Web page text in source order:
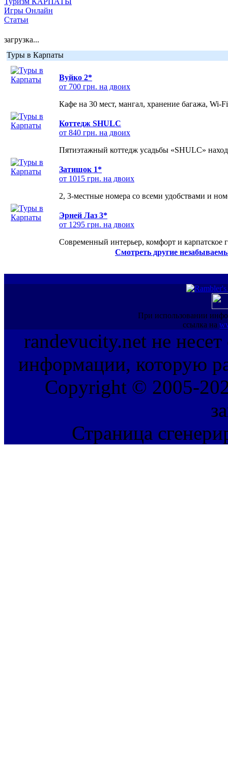
Игры Онлайн
Статьи
загрузка...
Туры в Карпаты
Вуйко 2*
от 700 грн. на двоих
Кафе на 30 мест, мангал, хранение багажа, Wi-
Коттедж SHULC
от 840 грн. на двоих
Пятиэтажный коттедж усадьбы «SHULC»
Затишок 1*
от 1015 грн. на двоих
2, 3-местные номера со всеми удобствами и
Эрней Лаз 3*
от 1295 грн. на двоих
Современный интерьер, комфорт и карпатское
Смотреть другие
При использовании
ссылка на
randevucity.net не несет
информации, которую
Copyright © 2005-
Страница